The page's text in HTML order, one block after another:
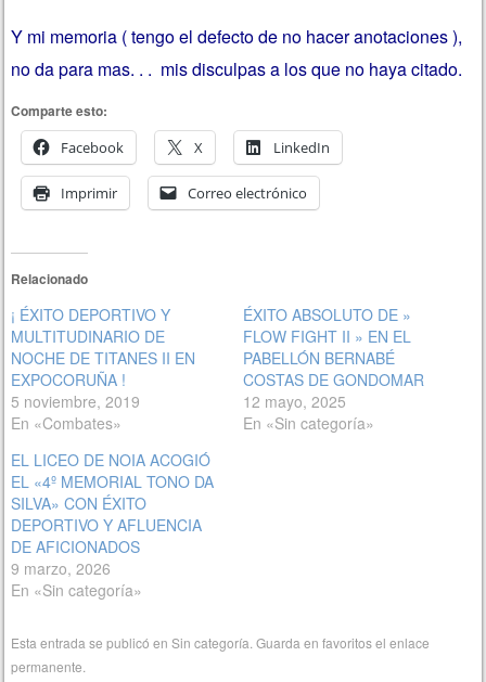
Y mi memoria ( tengo el defecto de no hacer anotaciones ),
no da para mas. . . mis disculpas a los que no haya citado.
Comparte esto:
Facebook
X LinkedIn
Imprimir Correo electrónico
Relacionado
¡ ÉXITO DEPORTIVO Y
MULTITUDINARIO DE
NOCHE DE TITANES II EN
EXPOCORUÑA !
5 noviembre, 2019
En «Combates»
ÉXITO ABSOLUTO DE »
FLOW FIGHT II » EN EL
PABELLÓN BERNABÉ
COSTAS DE GONDOMAR
12 mayo, 2025
En «Sin categoría»
EL LICEO DE NOIA ACOGIÓ
EL «4º MEMORIAL TONO DA
SILVA» CON ÉXITO
DEPORTIVO Y AFLUENCIA
DE AFICIONADOS
9 marzo, 2026
En «Sin categoría»
Esta entrada se publicó enSin categoría. Guarda en favoritos elenlace
permanente.